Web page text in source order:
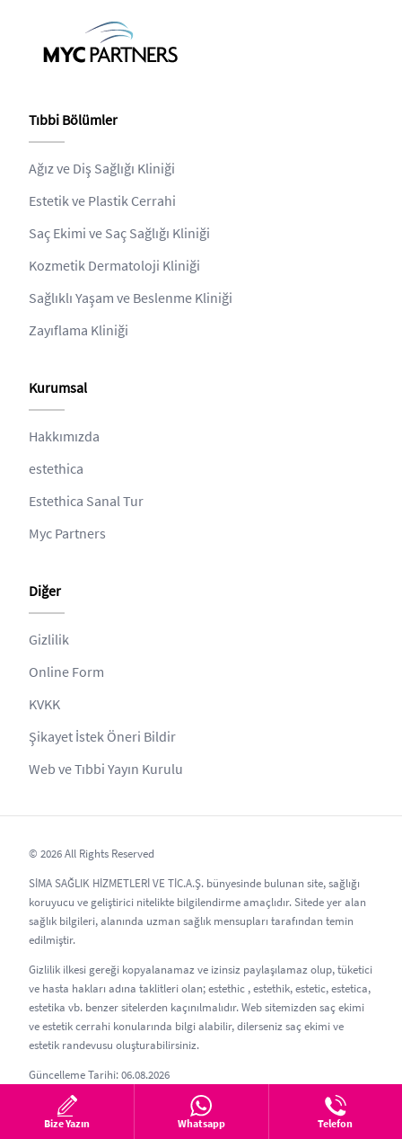
Tıbbi Bölümler
Ağız ve Diş Sağlığı Kliniği
Estetik ve Plastik Cerrahi
Saç Ekimi ve Saç Sağlığı Kliniği
Kozmetik Dermatoloji Kliniği
Sağlıklı Yaşam ve Beslenme Kliniği
Zayıflama Kliniği
Kurumsal
Hakkımızda
estethica
Estethica Sanal Tur
Myc Partners
Diğer
Gizlilik
Online Form
KVKK
Şikayet İstek Öneri Bildir
Web ve Tıbbi Yayın Kurulu
© 2026 All Rights Reserved
SİMA SAĞLIK HİZMETLERİ VE TİC.A.Ş. bünyesinde bulunan site, sağlığı
koruyucu ve geliştirici nitelikte bilgilendirme amaçlıdır. Sitede yer alan
sağlık bilgileri, alanında uzman sağlık mensupları tarafından temin
edilmiştir.
Gizlilik ilkesi gereği kopyalanamaz ve izinsiz paylaşılamaz olup, tüketici
ve hasta hakları adına taklitleri olan; estethic , estethik, estetic, estetica,
estetika vb. benzer sitelerden kaçınılmalıdır. Web sitemizden saç ekimi
ve estetik cerrahi konularında bilgi alabilir, dilerseniz saç ekimi ve
estetik randevusu oluşturabilirsiniz.
Güncelleme Tarihi: 06.08.2026
Bize Yazın Whatsapp Telefon